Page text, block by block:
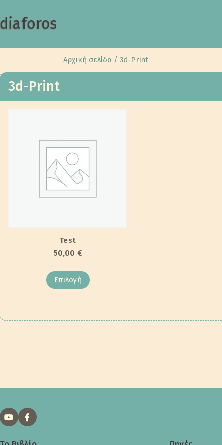
diaforos
Αρχική σελίδα / 3d-Print
3d-Print
Test
50,00 €
Επιλογή